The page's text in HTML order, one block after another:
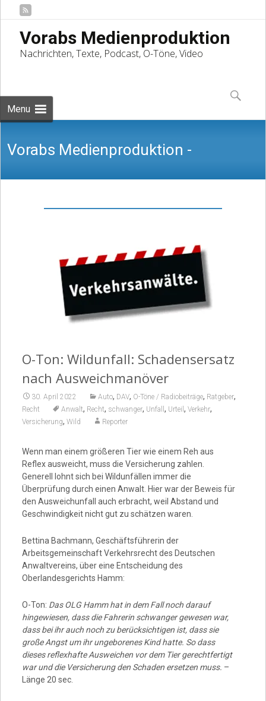
Vorabs Medienproduktion
Nachrichten, Texte, Podcast, O-Töne, Video
Menu
to
content
Suchen
nach:
Vorabs Medienproduktion -
Nachrichten, Texte, Podcast, O-Töne,
O-Ton: Wildunfall: Schadensersatz
nach Ausweichmanöver
30. April 2022 Auto, DAV, O-Töne / Radiobeiträge, Ratgeber,
Recht Anwalt, Recht, schwanger, Unfall , Urteil , Verkehr,
Versicherung, Wild Reporter
Wenn man einem größeren Tier wie einem Reh aus
Reflex ausweicht, muss die Versicherung zahlen.
Generell lohnt sich bei Wildunfällen immer die
Überprüfung durch einen Anwalt. Hier war der Beweis für
den Ausweichunfall auch erbracht, weil Abstand und
Geschwindigkeit nicht gut zu schätzen waren.
Bettina Bachmann, Geschäftsführerin der
Arbeitsgemeinschaft Verkehrsrecht des Deutschen
Anwaltvereins, über eine Entscheidung des
Oberlandesgerichts Hamm:
O-Ton: Das OLG Hamm hat in dem Fall noch darauf
hingewiesen, dass die Fahrerin schwanger gewesen war,
dass bei ihr auch noch zu berücksichtigen ist, dass sie
große Angst um ihr ungeborenes Kind hatte. So dass
dieses reflexhafte Ausweichen vor dem Tier gerechtfertigt
war und die Versicherung den Schaden ersetzen muss. –
Länge 20 sec.